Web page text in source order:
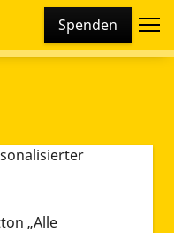
Spenden
Cookies und
Cookies und
„Alle